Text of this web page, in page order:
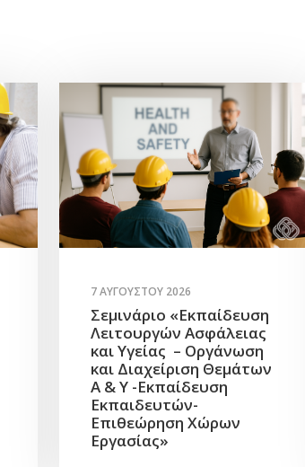
7 ΑΥΓΟΎΣΤΟΥ 2026
Σεμινάριο «Εκπαίδευση
Λειτουργών Ασφάλειας
και Υγείας – Οργάνωση
και Διαχείριση Θεμάτων
Α & Υ -Εκπαίδευση
Εκπαιδευτών-
Επιθεώρηση Χώρων
Εργασίας»